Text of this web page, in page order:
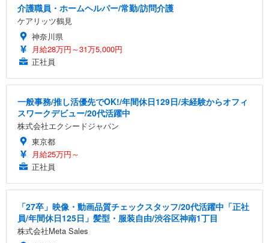
介護職員・ホームヘルパー/常勤/訪問介護
ケアリッツ鶴見
神奈川県
月給28万円～31万5,000円
正社員
一般事務/推し活優先でOK!/年間休日129日/未経験からオフィ
スワークデビュー/20代活躍中
株式会社エクシードジャパン
東京都
月給25万円～
正社員
「27卒」映像・動画品質チェックスタッフ/20代活躍中「正社
員/年間休日125日」髪型・服装自由/渋谷区神南1丁目
株式会社Meta Sales